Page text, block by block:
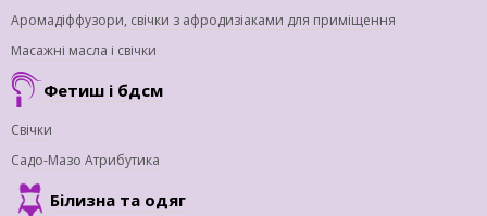
Аромадіффузори, свічки з афродизіаками для приміщення
Масажні масла і свічки
Фетиш і бдсм
Свічки
Садо-Мазо Атрибутика
Білизна та одяг